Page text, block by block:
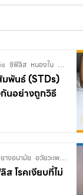
ซิฟิลิส หนองใน อวัยวะเพศ
พันธ์ (STDs)
กันอย่างถูกวิธี
างอนามัย อวัยวะเพศ
โรคเงียบที่ไม่